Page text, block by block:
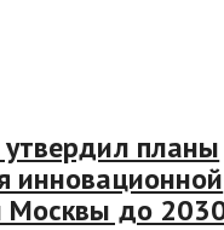
планы
инновационной
Москвы до